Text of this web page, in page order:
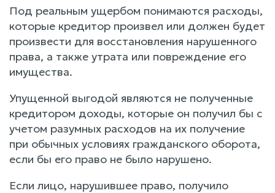
Под реальным ущербом понимаются расходы,
которые кредитор произвел или должен будет
произвести для восстановления нарушенного
права, а также утрата или повреждение его
имущества.
Упущенной выгодой являются не полученные
кредитором доходы, которые он получил бы с
учетом разумных расходов на их получение
при обычных условиях гражданского оборота,
если бы его право не было нарушено.
Если лицо, нарушившее право, получило